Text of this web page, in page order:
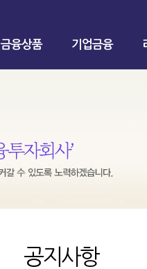
금융상품 기업금융
공지사항